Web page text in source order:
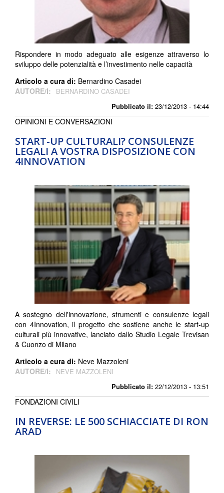
Pubblicato il: 23/12/2013 - 14:44
Rispondere in modo adeguato alle esigenze attraverso lo
sviluppo delle potenzialità e l’investimento nelle capacità
Articolo a cura di: Bernardino Casadei
AUTORE/I:
BERNARDINO CASADEI
START-UP CULTURALI? CONSULENZE
LEGALI A VOSTRA DISPOSIZIONE CON
4INNOVATION
Pubblicato il: 22/12/2013 - 13:51
OPINIONI E CONVERSAZIONI
A sostegno dell'innovazione, strumenti e consulenze legali
con 4Innovation, il progetto che sostiene anche le start-up
culturali più innovative, lanciato dallo Studio Legale Trevisan
& Cuonzo di Milano
Articolo a cura di: Neve Mazzoleni
AUTORE/I:
NEVE MAZZOLENI
IN REVERSE: LE 500 SCHIACCIATE DI RON
ARAD
FONDAZIONI CIVILI